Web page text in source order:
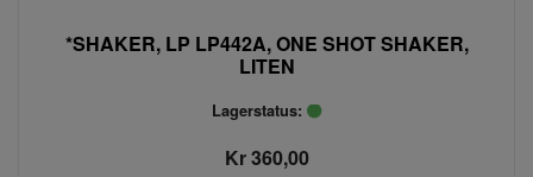
*SHAKER, LP LP442A, ONE SHOT SHAKER,
LITEN
Lagerstatus:
Kr 360,00